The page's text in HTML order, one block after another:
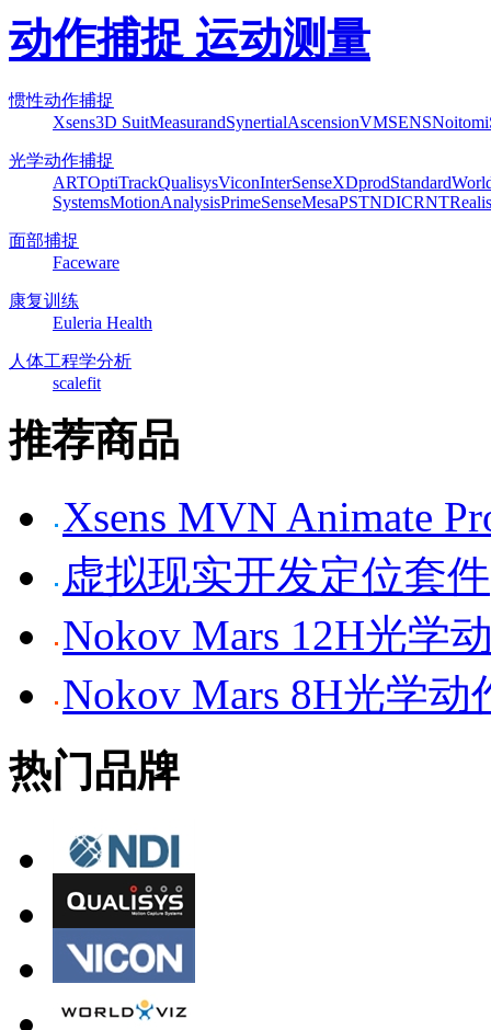
动作捕捉 运动测量
惯性动作捕捉
Xsens3D SuitMeasurandSynertialAscensionVMSENSNoitom
光学动作捕捉
ARTOptiTrackQualisysViconInterSenseXDprodStandard
SystemsMotionAnalysisPrimeSenseMesaPSTNDICRNTRealis
面部捕捉
Faceware
康复训练
Euleria Health
人体工程学分析
scalefit
推荐商品
Xsens MVN Animate
虚拟现实开发定位套件
Nokov Mars 12H光学
Nokov Mars 8H光学动
热门品牌